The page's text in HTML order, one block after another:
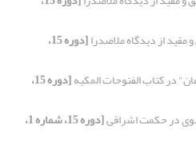
مقید از دیدگاه ملاصدرا [دوره 15،
در کتاب الفتوحات المکیه [دوره 15،
در حکمت اشراقی [دوره 15، شماره 1،